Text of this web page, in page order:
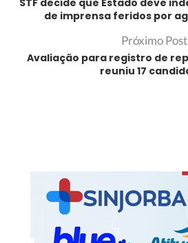
de imprensa feridos por
Próximo Post
Avaliação para registro de
reuniu 17